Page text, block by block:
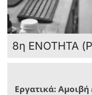
8η ΕΝΟΤΗΤΑ
Εργατικά: Αμοιβή